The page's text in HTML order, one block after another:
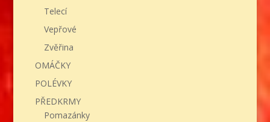
Telecí
Vepřové
Zvěřina
OMÁČKY
POLÉVKY
PŘEDKRMY
Pomazánky